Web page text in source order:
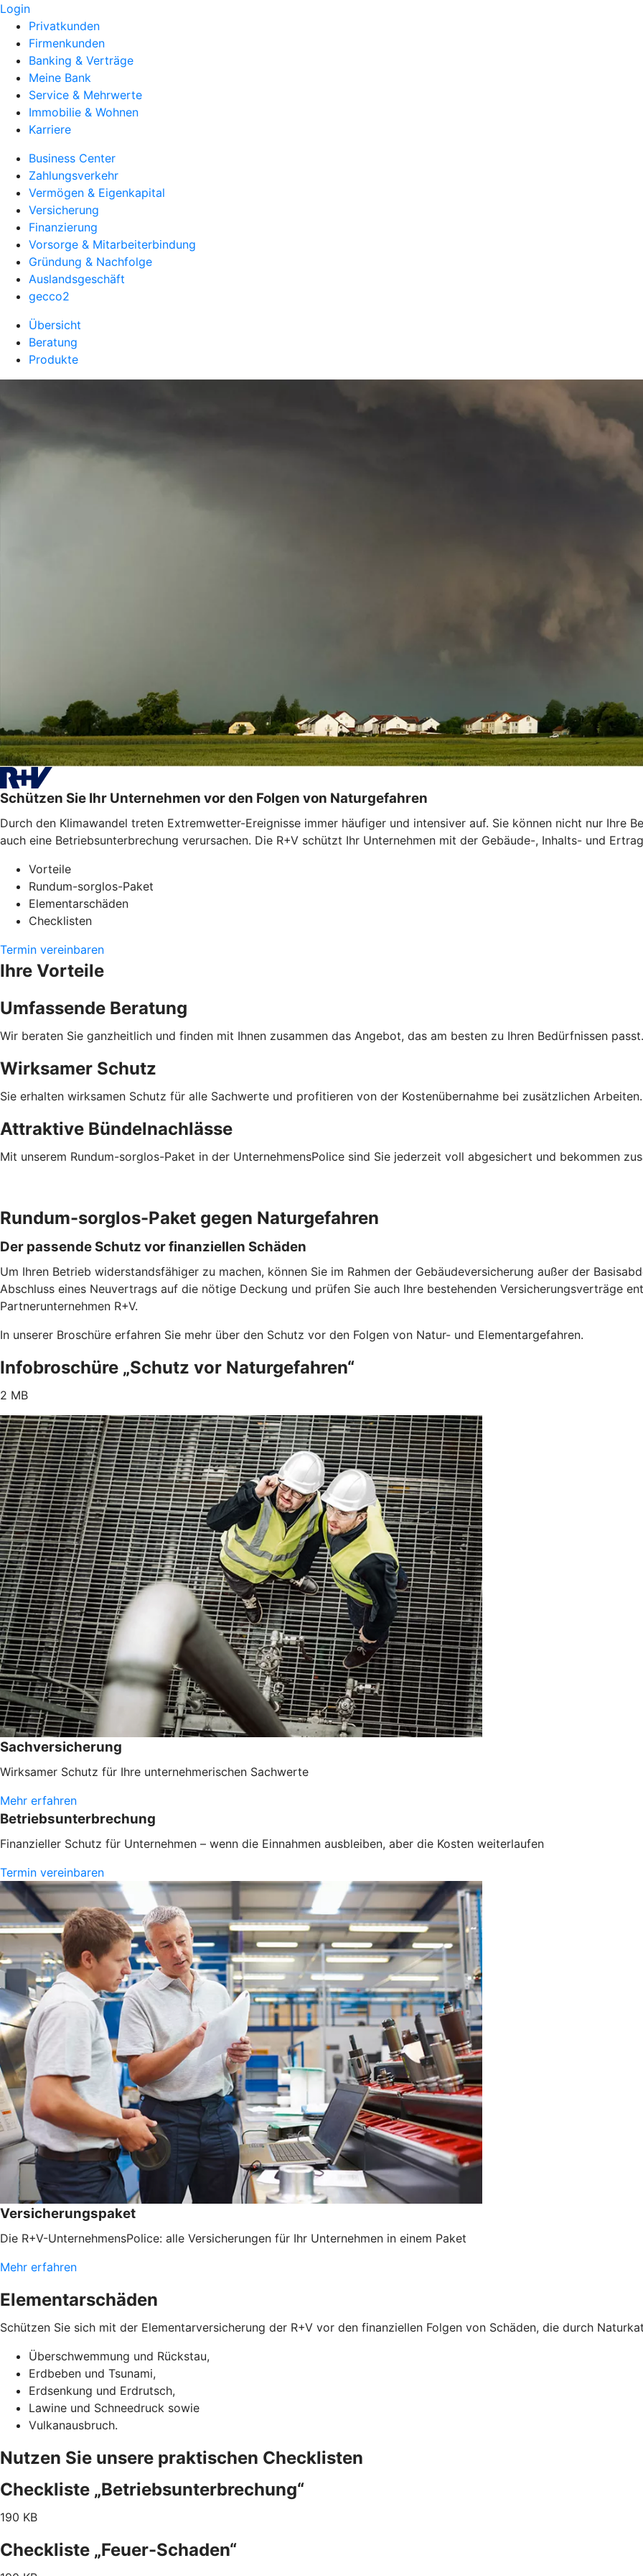
Login
Privatkunden
Firmenkunden
Banking & Verträge
Meine Bank
Service & Mehrwerte
Immobilie & Wohnen
Karriere
Business Center
Zahlungsverkehr
Vermögen & Eigenkapital
Versicherung
Finanzierung
Vorsorge & Mitarbeiterbindung
Gründung & Nachfolge
Auslandsgeschäft
gecco2
Übersicht
Beratung
Produkte
Schützen Sie Ihr Unternehmen vor den Folgen von Naturgefahren
Durch den Klimawandel treten Extremwetter-Ereignisse immer häufiger und intensiver auf. Sie können nicht nur Ihre
auch eine Betriebsunterbrechung verursachen. Die R+V schützt Ihr Unternehmen mit der Gebäude-, Inhalts- und
Vorteile
Rundum-sorglos-Paket
Elementarschäden
Checklisten
Termin vereinbaren
Ihre Vorteile
Umfassende Beratung
Wir beraten Sie ganzheitlich und finden mit Ihnen zusammen das Angebot, das am besten zu Ihren Bedürfnissen passt.
Wirksamer Schutz
Sie erhalten wirksamen Schutz für alle Sachwerte und profitieren von der Kostenübernahme bei zusätzlichen
Attraktive Bündelnachlässe
Mit unserem Rundum-sorglos-Paket in der UnternehmensPolice sind Sie jederzeit voll abgesichert und bekommen
Rundum-sorglos-Paket gegen Naturgefahren
Der passende Schutz vor finanziellen Schäden
Um Ihren Betrieb widerstandsfähiger zu machen, können Sie im Rahmen der Gebäudeversicherung außer der
Abschluss eines Neuvertrags auf die nötige Deckung und prüfen Sie auch Ihre bestehenden Versicherungsverträge
Partnerunternehmen R+V.
In unserer Broschüre erfahren Sie mehr über den Schutz vor den Folgen von Natur- und Elementargefahren.
Infobroschüre „Schutz vor Naturgefahren“
2 MB
Sachversicherung
Wirksamer Schutz für Ihre unternehmerischen Sachwerte
Mehr erfahren
Betriebsunterbrechung
Finanzieller Schutz für Unternehmen – wenn die Einnahmen ausbleiben, aber die Kosten weiterlaufen
Termin vereinbaren
Versicherungspaket
Die R+V-UnternehmensPolice: alle Versicherungen für Ihr Unternehmen in einem Paket
Mehr erfahren
Elementarschäden
Schützen Sie sich mit der Elementarversicherung der R+V vor den finanziellen Folgen von Schäden, die durch
Überschwemmung und Rückstau,
Erdbeben und Tsunami,
Erdsenkung und Erdrutsch,
Lawine und Schneedruck sowie
Vulkanausbruch.
Nutzen Sie unsere praktischen Checklisten
Checkliste „Betriebsunterbrechung“
190 KB
Checkliste „Feuer-Schaden“